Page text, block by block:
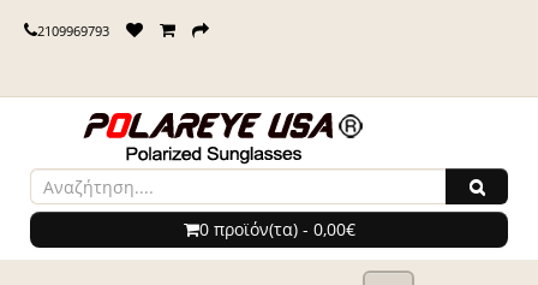
2109969793
0 προϊόν(τα) - 0,00€